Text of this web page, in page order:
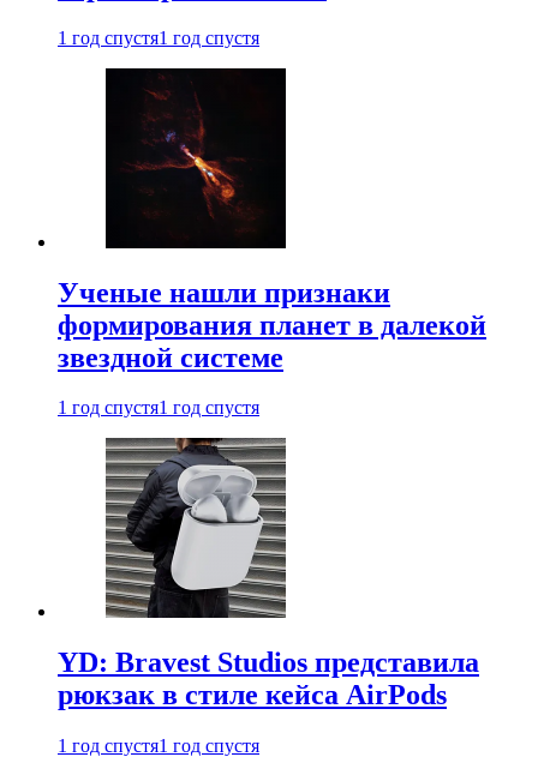
1 год спустя1 год спустя
Ученые нашли признаки
формирования планет в далекой
звездной системе
1 год спустя1 год спустя
YD: Bravest Studios представила
рюкзак в стиле кейса AirPods
1 год спустя1 год спустя